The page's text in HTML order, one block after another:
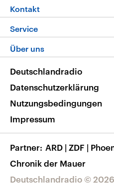
Die Nachrichten
Nachrichtenleicht
Neue Beiträge auf
Livestream
Podcasts
Deutschlandfunk App
Nachrichten App
Frequenzen
Kontakt
Hörerservice
Service
FAQ
Veranstaltungen
Musikliste
RSS
Über uns
Barrierefreiheit
Deutschlandradio © 2026
Deutschlandradio
Datenschutzerklärung
Nutzungsbedingungen
Impressum
Partner ARD | ZDF |
Chronik der Mauer